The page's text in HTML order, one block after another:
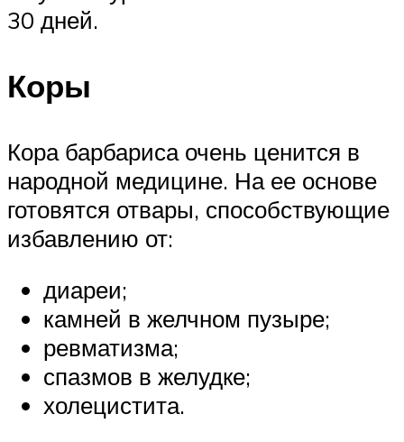
30 дней.
Коры
Кора барбариса очень ценится в
народной медицине. На ее основе
готовятся отвары, способствующие
избавлению от:
диареи;
камней в желчном пузыре;
ревматизма;
спазмов в желудке;
холецистита.